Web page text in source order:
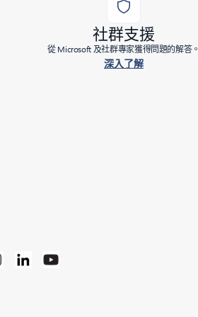
社群支援
從 Microsoft 及社群專家獲得問題的解答。
深入了解